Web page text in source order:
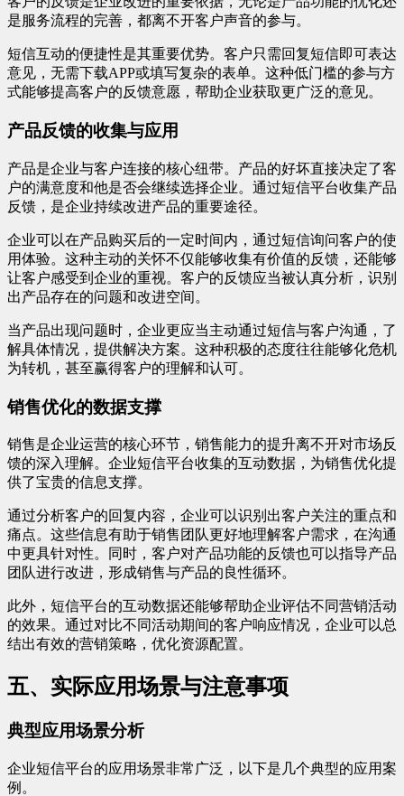
是服务流程的完善，都离不开客户声音的参与。
短信互动的便捷性是其重要优势。客户只需回复短信即可表达
意见，无需下载APP或填写复杂的表单。这种低门槛的参与方
式能够提高客户的反馈意愿，帮助企业获取更广泛的意见。
产品反馈的收集与应用
产品是企业与客户连接的核心纽带。产品的好坏直接决定了客
户的满意度和他是否会继续选择企业。通过短信平台收集产品
反馈，是企业持续改进产品的重要途径。
企业可以在产品购买后的一定时间内，通过短信询问客户的使
用体验。这种主动的关怀不仅能够收集有价值的反馈，还能够
让客户感受到企业的重视。客户的反馈应当被认真分析，识别
出产品存在的问题和改进空间。
当产品出现问题时，企业更应当主动通过短信与客户沟通，了
解具体情况，提供解决方案。这种积极的态度往往能够化危机
为转机，甚至赢得客户的理解和认可。
销售优化的数据支撑
销售是企业运营的核心环节，销售能力的提升离不开对市场反
馈的深入理解。企业短信平台收集的互动数据，为销售优化提
供了宝贵的信息支撑。
通过分析客户的回复内容，企业可以识别出客户关注的重点和
痛点。这些信息有助于销售团队更好地理解客户需求，在沟通
中更具针对性。同时，客户对产品功能的反馈也可以指导产品
团队进行改进，形成销售与产品的良性循环。
此外，短信平台的互动数据还能够帮助企业评估不同营销活动
的效果。通过对比不同活动期间的客户响应情况，企业可以总
结出有效的营销策略，优化资源配置。
五、实际应用场景与注意事项
典型应用场景分析
企业短信平台的应用场景非常广泛，以下是几个典型的应用案
例。